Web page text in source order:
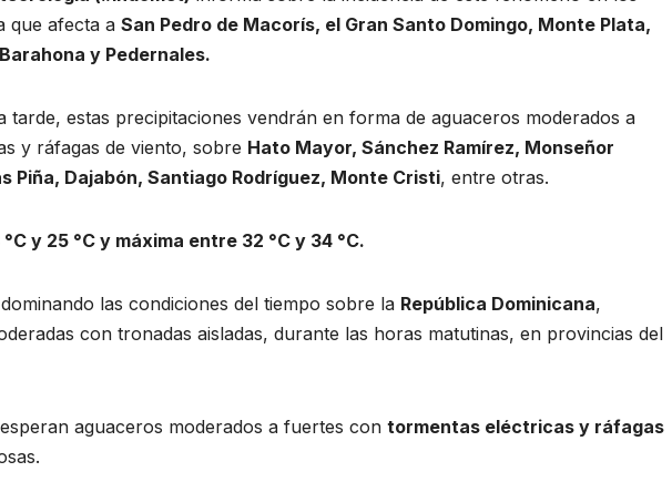
que afecta a San Pedro de Macorís, el Gran Santo Domingo, Monte Plata,
y Pedernales.
tarde, estas precipitaciones vendrán en forma de aguaceros moderados a
y ráfagas de viento, sobre Hato Mayor, Sánchez Ramírez, Monseñor
Piña, Dajabón, Santiago Rodríguez, Monte Cristi, entre otras.
y 25 °C y máxima entre 32 °C y 34 °C.
las condiciones del tiempo sobre la República Dominicana,
con tronadas aisladas, durante las horas matutinas, en provincias del
aguaceros moderados a fuertes con tormentas eléctricas y ráfagas